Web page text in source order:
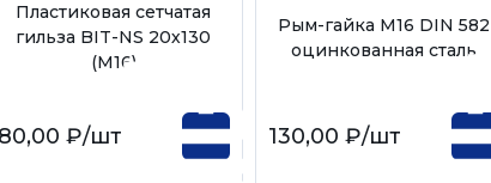
Пластиковая сетчатая
гильза BIT-NS 20х130
(М16)
80,00 ₽/шт
Рым-гайка М16 DIN 582
оцинкованная сталь
130,00 ₽/шт